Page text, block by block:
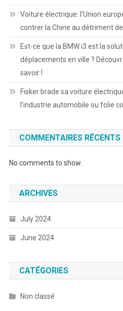
Voiture électrique: l’Union
contrer la Chine au détriment de
Est-ce que la BMW i3 est la
déplacements en ville ?
savoir !
Fisker brade sa voiture
l’industrie automobile ou folie
COMMENTAIRES RÉCENTS
No comments to show.
ARCHIVES
July 2024
June 2024
CATÉGORIES
Non classé